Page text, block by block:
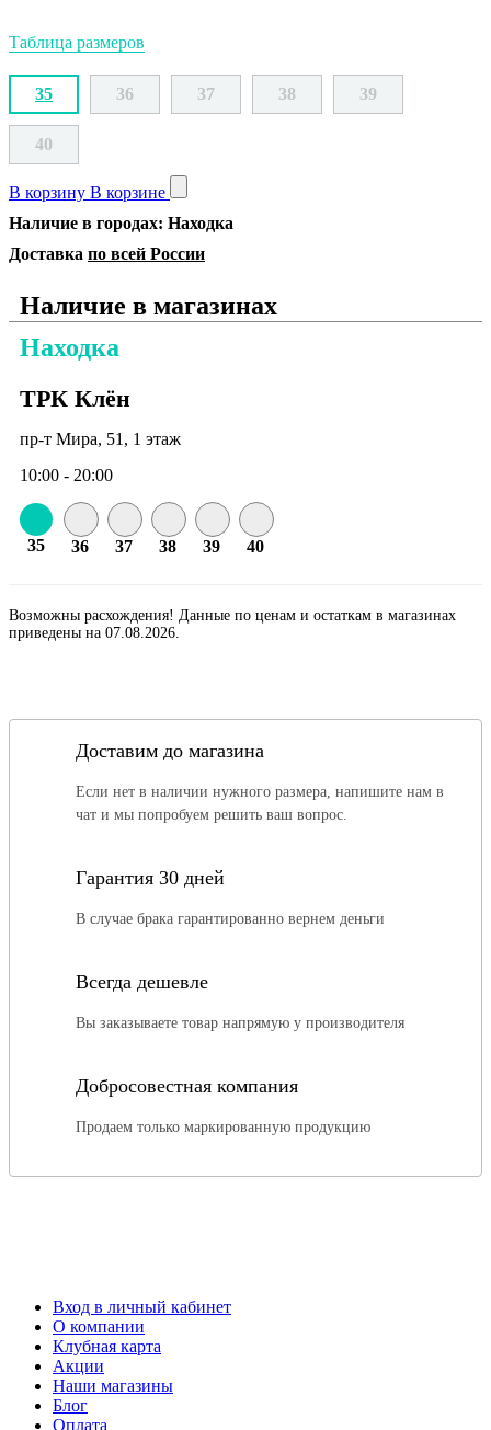
Таблица размеров
35 36 37 38 39
40
В корзину В корзине
Наличие в городах: Находка
Доставка по всей России
Наличие в магазинах
Находка
ТРК Клён
пр-т Мира, 51, 1 этаж
10:00 - 20:00
35 36 37 38 39 40
Возможны расхождения! Данные по ценам и остаткам в магазинах
приведены на 07.08.2026.
Доставим до магазина
Если нет в наличии нужного размера, напишите нам в
чат и мы попробуем решить ваш вопрос.
Гарантия 30 дней
В случае брака гарантированно вернем деньги
Всегда дешевле
Вы заказываете товар напрямую у производителя
Добросовестная компания
Продаем только маркированную продукцию
Вход в личный кабинет
О компании
Клубная карта
Акции
Наши магазины
Блог
Оплата